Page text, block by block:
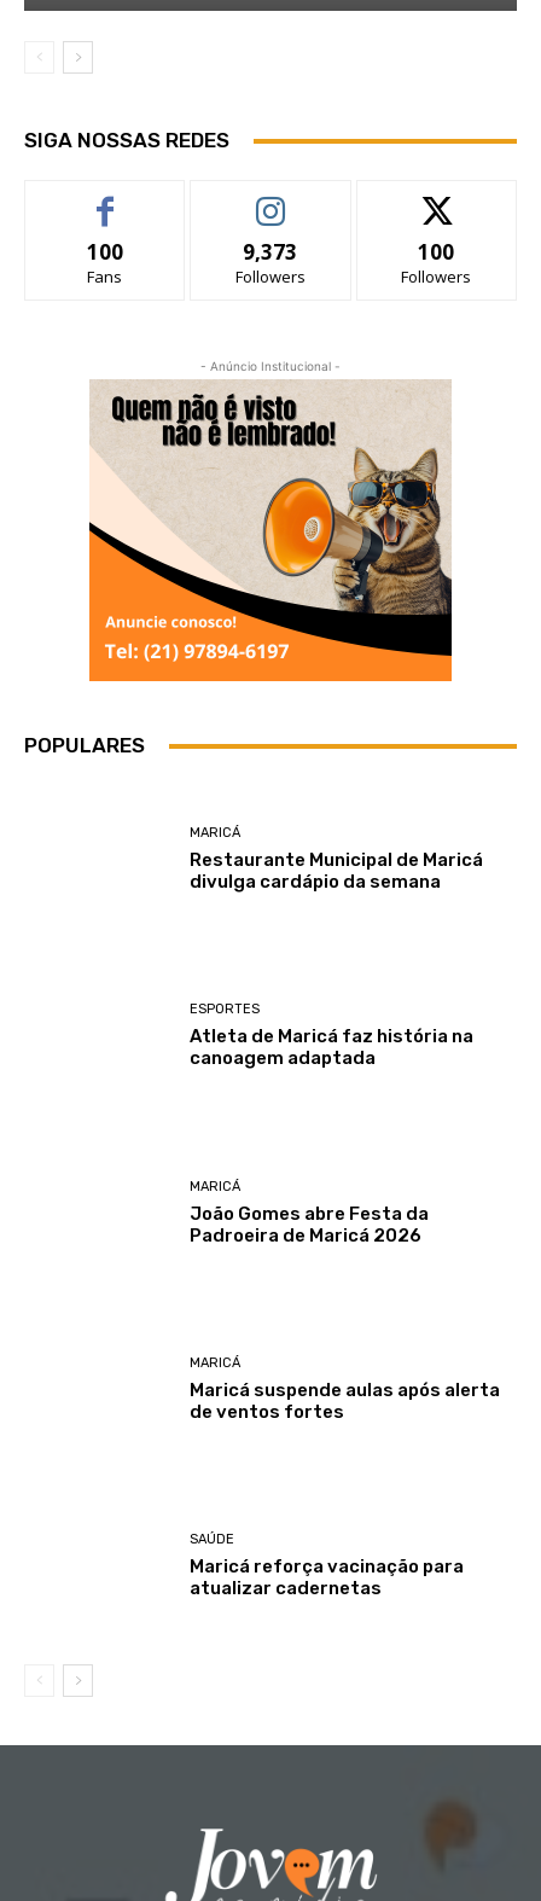
SIGA NOSSAS REDES
100
Fans
9,373
Followers
100
Followers
- Anúncio Institucional -
POPULARES
MARICÁ
Restaurante Municipal de Maricá
divulga cardápio da semana
ESPORTES
Atleta de Maricá faz história na
canoagem adaptada
MARICÁ
João Gomes abre Festa da
Padroeira de Maricá 2026
MARICÁ
Maricá suspende aulas após alerta
de ventos fortes
SAÚDE
Maricá reforça vacinação para
atualizar cadernetas